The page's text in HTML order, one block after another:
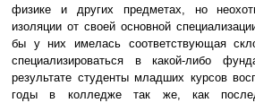
физике и других предметах, но
изоляции от своей основной
бы у них имелась соответствующая
специализироваться в какой-либо
результате студенты младших курсов
годы в колледже так же, как